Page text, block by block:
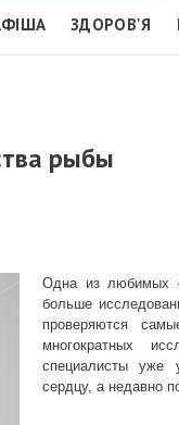
ЗДОРОВ'Я
рыбы
Одна из любимых
больше
проверяются
многократных
специалисты уже
сердцу, а недавно